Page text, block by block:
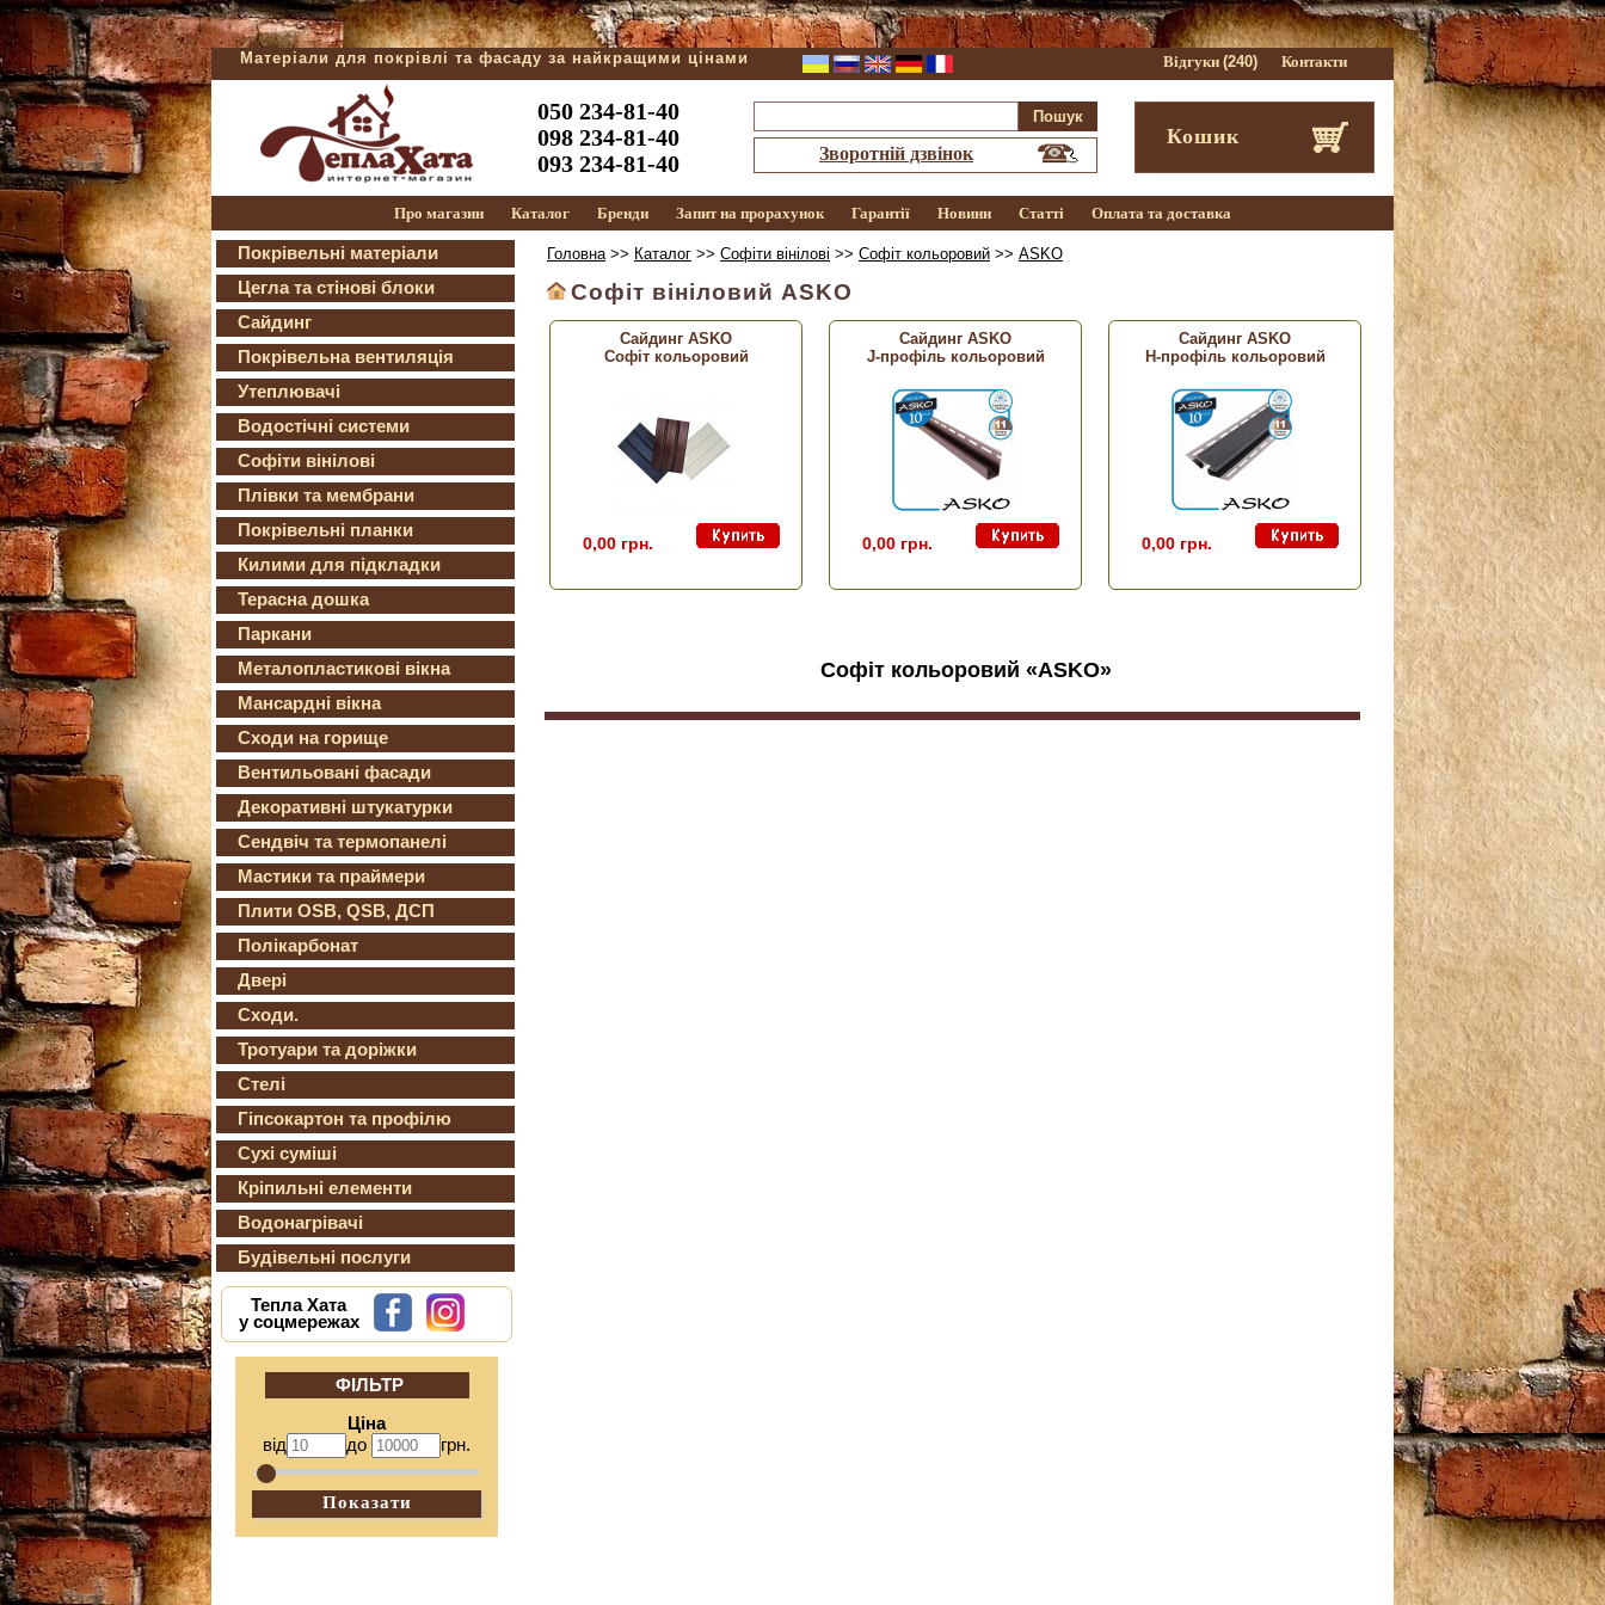
Матеріали для покрівлі та фасаду за найкращими цінами Відгуки (240) Контакти
050 234-81-40
098 234-81-40
093 234-81-40
Зворотній дзвінок
Кошик
Про магазин Каталог Бренди Запит на прорахунок Гарантії Новини Статті Оплата та доставка
Покрівельні матеріали
Цегла та стінові блоки
Сайдинг
Покрівельна вентиляція
Утеплювачі
Водостічні системи
Софіти вінілові
Плівки та мембрани
Покрівельні планки
Килими для підкладки
Терасна дошка
Паркани
Металопластикові вікна
Мансардні вікна
Сходи на горище
Вентильовані фасади
Декоративні штукатурки
Сендвіч та термопанелі
Мастики та праймери
Плити OSB, QSB, ДСП
Полікарбонат
Двері
Сходи.
Тротуари та доріжки
Стелі
Гіпсокартон та профілю
Сухі суміші
Кріпильні елементи
Водонагрівачі
Будівельні послуги
Тепла Хата
у соцмережах
ФІЛЬТР
Ціна
від
до грн.
Показати
Головна>> Каталог >> Софіти вінілові >> Софіт кольоровий >> ASKO
Софіт вініловий ASKO
Сайдинг ASKO
Софіт кольоровий
0,00 грн.
Сайдинг ASKO
J-профіль кольоровий
0,00 грн.
Сайдинг ASKO
Н-профіль кольоровий
0,00 грн.
Софіт кольоровий «ASKO»